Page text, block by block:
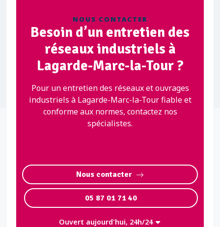
NOUS CONTACTER
Besoin d’un entretien des
réseaux industriels à
Lagarde-Marc-la-Tour ?
Pour un entretien des réseaux et ouvrages
industriels à Lagarde-Marc-la-Tour fiable et
conforme aux normes, contactez nos
spécialistes.
Nous contacter
05 87 01 71 40
Ouvert aujourd'hui, 24h/24